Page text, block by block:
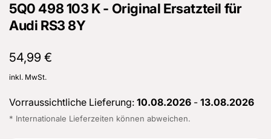
5Q0 498 103 K - Original Ersatzteil für
Audi RS3 8Y
Normaler
Preis
54,99 €
inkl. MwSt.
Vorraussichtliche Lieferung: 10.08.2026 - 13.08.2026
* Internationale Lieferzeiten können abweichen.